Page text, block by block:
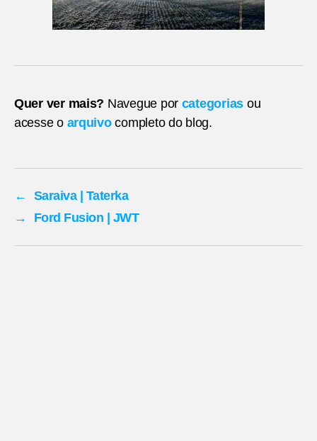
Quer ver mais? Navegue por categorias ou
acesse o arquivocompleto do blog.
←
Saraiva | Taterka
→
Ford Fusion | JWT